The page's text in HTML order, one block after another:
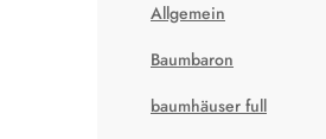
Allgemein
Baumbaron
baumhäuser full